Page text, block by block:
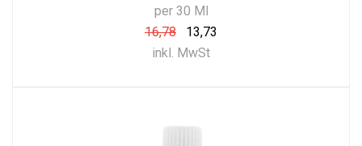
per 30 Ml
16,78
13,73
inkl. MwSt